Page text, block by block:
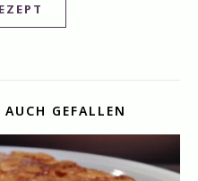
GEFALLEN